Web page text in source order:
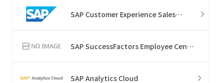
SAP Customer Experience Sales Cloud
SAP SuccessFactors Employee Central Service Center
SAP Analytics Cloud